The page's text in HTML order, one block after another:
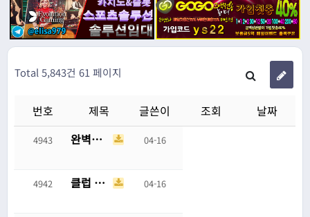
Total 5,843건 61 페이지
번호 제목 글쓴이 조회 날짜
4943 완벽한 남편의 유일한 단점 04-16
4942 클럽 입장 빠꾸 먹은 동탁녀 04-16